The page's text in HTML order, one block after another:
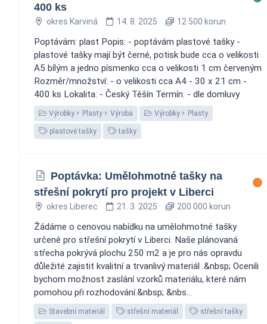
400 ks
okres Karviná 14. 8. 2025 12 500 korun
Poptávám: plast Popis: - poptávám plastové tašky -
plastové tašky mají být černé, potisk bude cca o velikosti
A5 bílým a jedno písmenko cca o velikosti 1 cm červeným
Rozměr/množství: - o velikosti cca A4 - 30 x 21 cm -
400 ks Lokalita: - Český Těšín Termín: - dle domluvy
Výrobky Plasty Výroba Výrobky Plasty
plastové tašky tašky
Poptávka: Umělohmotné tašky na
střešní pokrytí pro projekt v Liberci
okres Liberec 21. 3. 2025 200 000 korun
Žádáme o cenovou nabídku na umělohmotné tašky
určené pro střešní pokrytí v Liberci. Naše plánovaná
střecha pokrývá plochu 250 m2 a je pro nás opravdu
důležité zajistit kvalitní a trvanlivý materiál .&nbsp; Ocenili
bychom možnost zaslání vzorků materiálu, které nám
pomohou při rozhodování.&nbsp; &nbs...
Stavební materiál střešní materiál střešní tašky